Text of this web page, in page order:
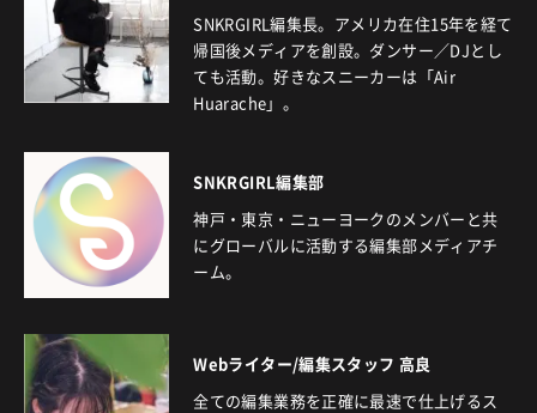
SNKRGIRL編集長。アメリカ在住15年を経て
帰国後メディアを創設。ダンサー／DJとし
ても活動。好きなスニーカーは「Air
Huarache」。
SNKRGIRL編集部
神戸・東京・ニューヨークのメンバーと共
にグローバルに活動する編集部メディアチ
ーム。
Webライター/編集スタッフ 高良
全ての編集業務を正確に最速で仕上げるス